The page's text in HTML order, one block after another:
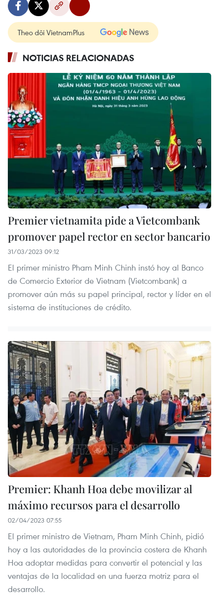
Theo dõi VietnamPlus
NOTICIAS RELACIONADAS
Premier vietnamita pide a Vietcombank
promover papel rector en sector bancario
31/03/2023 09:12
El primer ministro Pham Minh Chinh instó hoy al Banco
de Comercio Exterior de Vietnam (Vietcombank) a
promover aún más su papel principal, rector y líder en el
sistema de instituciones de crédito.
Premier: Khanh Hoa debe movilizar al
máximo recursos para el desarrollo
02/04/2023 07:55
El primer ministro de Vietnam, Pham Minh Chinh, pidió
hoy a las autoridades de la provincia costera de Khanh
Hoa adoptar medidas para convertir el potencial y las
ventajas de la localidad en una fuerza motriz para el
desarrollo.